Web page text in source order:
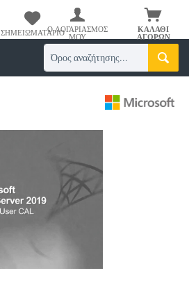
ΚΑΛΆΘΙ
ΑΓΟΡΏΝ
ΣΗΜΕΙΩΜΑΤΆΡΙΟΟ ΛΟΓΑΡΙΑΣΜΌΣ
ΜΟΥ